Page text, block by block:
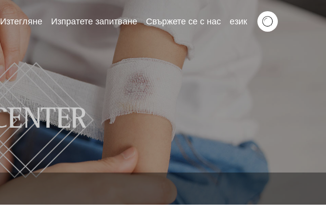
Изтегляне Изпратете запитване Свържете се с нас език